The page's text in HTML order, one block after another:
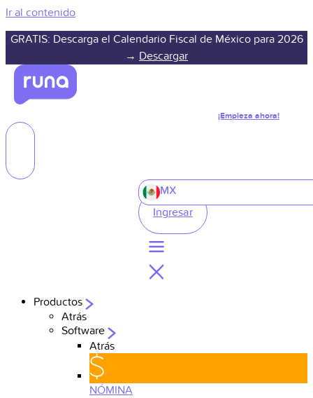
Ir al contenido
GRATIS: Descarga el Calendario Fiscal de México para 2026
→ Descargar
¡Empieza ahora!
MX
Ingresar
Productos
Atrás
Software
Atrás
NÓMINA